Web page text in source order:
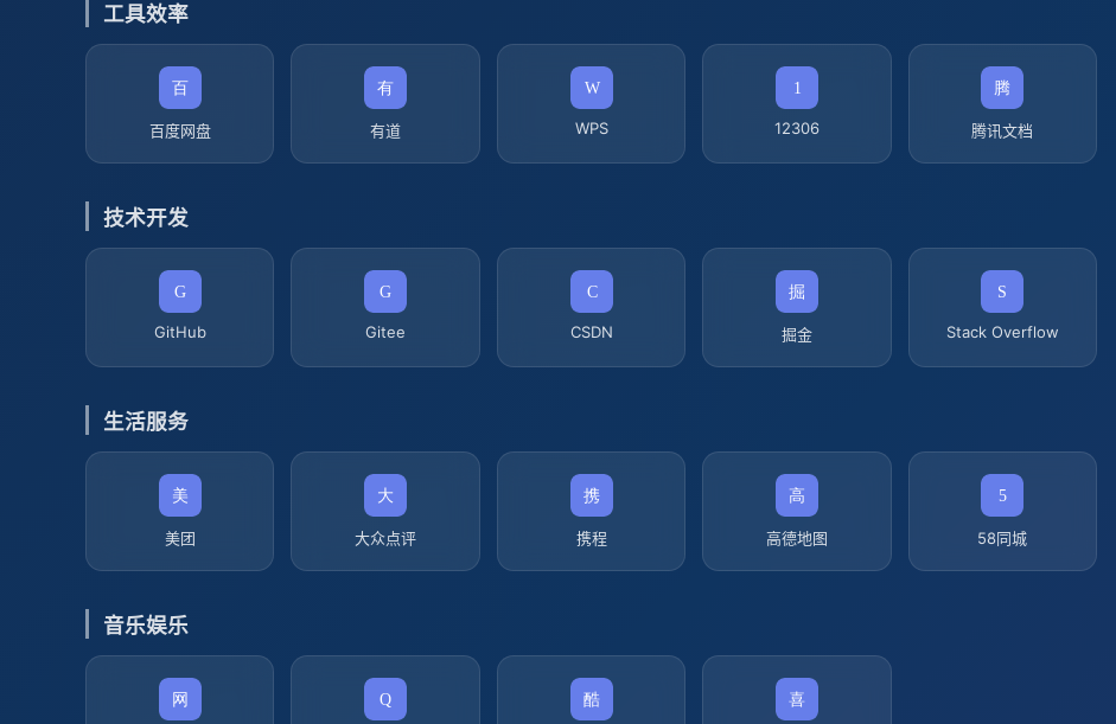
工具效率
百度网盘 有道 WPS 12306 腾讯文档
技术开发
GitHub Gitee CSDN 掘金 Stack Overflow
生活服务
美团 大众点评 携程 高德地图 58同城
音乐娱乐